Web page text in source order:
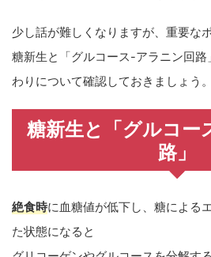
少し話が難しくなりますが、重要な
糖新生と「グルコース-アラニン回
わりについて確認しておきましょう。
糖新生と「グルコー
路」
絶食時に血糖値が低下し、糖による
た状態になると